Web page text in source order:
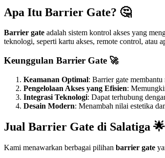
Apa Itu Barrier Gate? 🤔
Barrier gate adalah sistem kontrol akses yang
teknologi, seperti kartu akses, remote control, atau
Keunggulan Barrier Gate 🚀
Keamanan Optimal: Barrier gate
Pengelolaan Akses yang Efisien:
Integrasi Teknologi: Dapat terhubung
Desain Modern: Menambah nilai estetika
Jual Barrier Gate di Salatiga 🌟
Kami menawarkan berbagai pilihan barrier gate